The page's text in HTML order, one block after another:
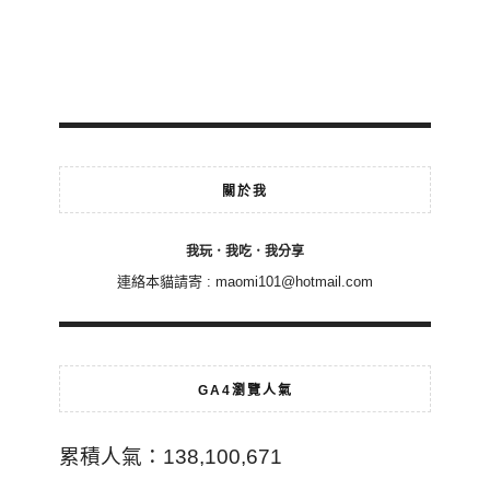
關於我
我玩．我吃．我分享
連絡本貓請寄 : maomi101@hotmail.com
GA4瀏覽人氣
累積人氣：138,100,671